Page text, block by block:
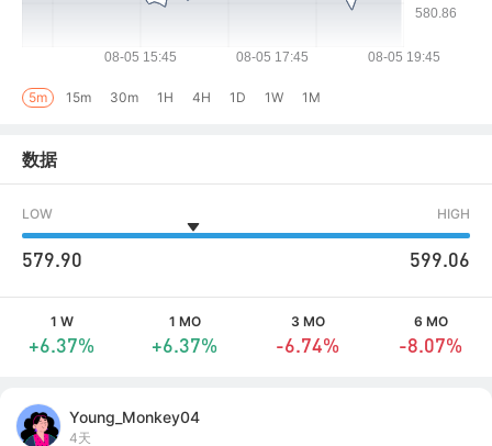
5m 15m 30m 1H 4H 1D 1W 1M
数据
LOW HIGH
579.90 599.06
1 W
+6.37%
1 MO
+6.37%
3 MO
-6.74%
6 MO
-8.07%
Young_Monkey04
4天